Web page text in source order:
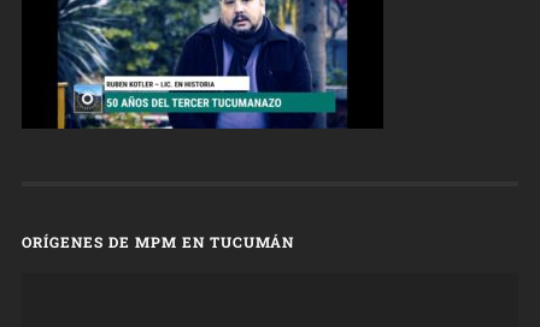
ORÍGENES DE MPM EN TUCUMÁN